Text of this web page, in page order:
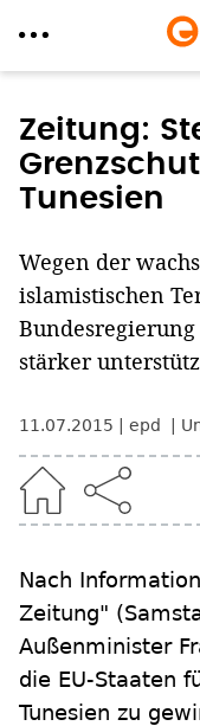
zum
Inhalt
Zeitung:
Tunesien
Wegen der
islamistischen
stärker
11.07.2015 epd
Nach
Zeitung"
Außenminister
die EU-Staaten
Tunesien zu